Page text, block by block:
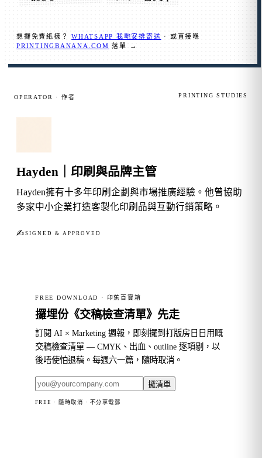
想攞免費紙樣？WHATSAPP 我哋安排寄送 · 或直接喺
PRINTINGBANANA.COM 落單 →
OPERATOR · 作者 PRINTING STUDIES
Hayden｜印刷與品牌主管
Hayden擁有十多年印刷企劃與市場推廣經驗。他曾協助
多家中小企業打造客製化印刷品與互動行銷策略。
✍︎ SIGNED & APPROVED
FREE DOWNLOAD · 印蕉百寶箱
攞埋份《交稿檢查清單》先走
訂閱 AI × Marketing 週報，即刻攞到打版房日日用嘅
交稿檢查清單 — CMYK、出血、outline 逐項剔，以
後唔使怕退稿。每週六一篇，隨時取消。
攞清單
FREE · 隨時取消 · 不分享電郵